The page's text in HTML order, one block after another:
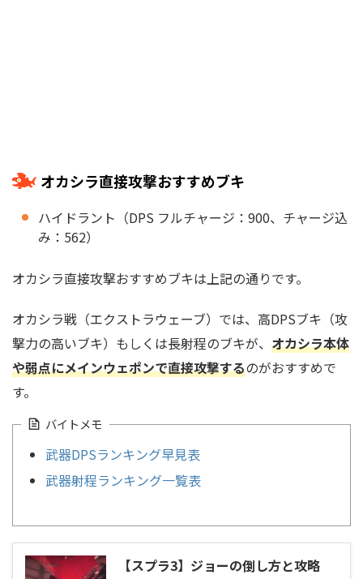
オカシラ直接攻撃おすすめブキ
ハイドラント（DPS フルチャージ：900、チャージ込
み：562）
オカシラ直接攻撃おすすめブキは上記の通りです。
オカシラ戦（エクストラウェーブ）では、高DPSブキ（攻
撃力の高いブキ）もしくは長射程のブキが、 オカシラ本体
や弱点にメインウェポンで直接攻撃するのがおすすめで
す。
バイトメモ
武器DPSランキング早見表
武器射程ランキング一覧表
【スプラ3】ジョーの倒し方と攻略